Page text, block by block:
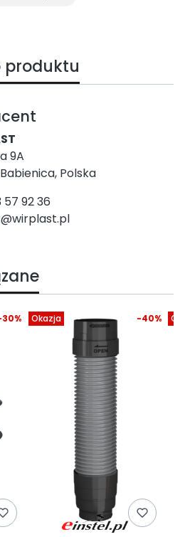
produktu
9A
Polska
92 36
Okazja -40%